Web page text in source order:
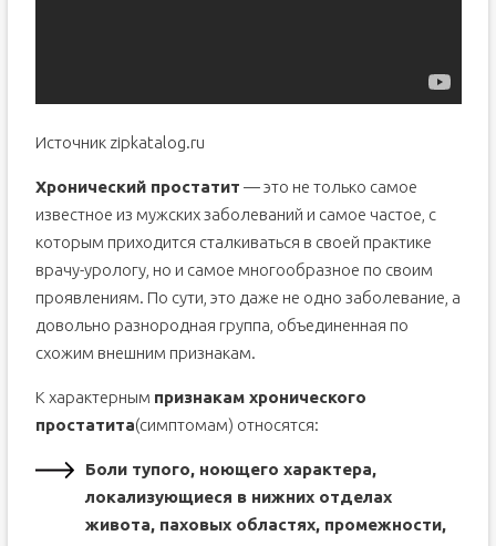
Источник zipkatalog.ru
Хронический простатит — это не только самое
известное из мужских заболеваний и самое частое, с
которым приходится сталкиваться в своей практике
врачу-урологу, но и самое многообразное по своим
проявлениям. По сути, это даже не одно заболевание, а
довольно разнородная группа, объединенная по
схожим внешним признакам.
К характерным признакам хронического
простатита(симптомам) относятся:
Боли тупого, ноющего характера,
локализующиеся в нижних отделах
живота, паховых областях, промежности,